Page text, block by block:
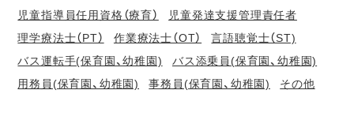
児童指導員任用資格（療育）
児童発達支援管理責任者
理学療法士（PT）
作業療法士（OT）
言語聴覚士（ST)
バス運転手(保育園、幼稚園)
バス添乗員(保育園、幼稚園)
用務員(保育園、幼稚園)
事務員(保育園、幼稚園) その他